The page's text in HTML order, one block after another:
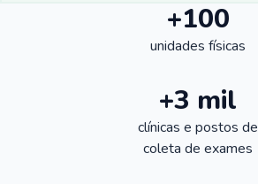
+100
unidades físicas
+3 mil
clínicas e postos de
coleta de exames